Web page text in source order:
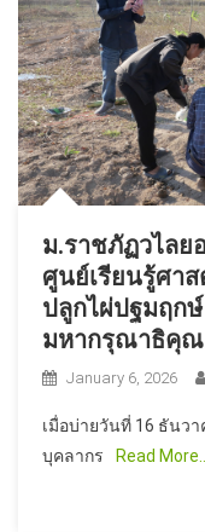
ม.ราชภัฏวไลย
ศูนย์เรียนรู้ศา
ปลูกไผ่ปฐมฤก
มหากรุณาธิคุณ
January 6, 2026
เมื่อบ่ายวันที่ 16 ธันว
บุคลากร
Read More…